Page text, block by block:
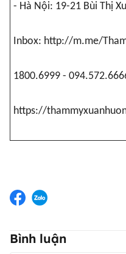
- Hà Nội: 19-21 Bùi Thị
Inbox: http://m.me/
1800.6999 -
https://
Bình luận